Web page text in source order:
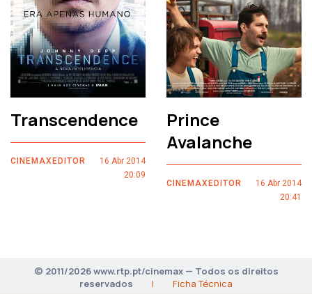
Transcendence
CINEMAXEDITOR
16 Abr 2014
20:09
Prince
Avalanche
CINEMAXEDITOR
16 Abr 2014
20:41
© 2011/2026 www.rtp.pt/cinemax — Todos os direitos
reservados
| Ficha Técnica